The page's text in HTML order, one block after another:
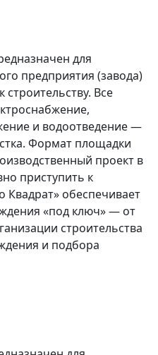
для
предприятия (завода)
Все
и водоотведение —
Формат площадки
проект в
приступить к
Квадрат» обеспечивает
«под ключ» — от
строительства
и подбора